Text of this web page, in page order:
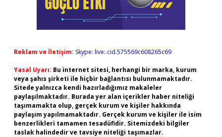
Reklam ve İletişim: Skype: live:.cid.575569c608265c69
Yasal Uyarı: Bu internet sitesi, herhangi bir marka, kurum
veya şahıs şirketi ile hiçbir bağlantısı bulunmamaktadır.
Sitede yalnızca kendi hazırladığımız makaleler
paylaşılmaktadır. Burada yer alan içerikler haber niteliği
taşımamakta olup, gerçek kurum ve kişiler hakkında
paylaşım yapılmamaktadır. Gerçek kurum ve kişiler ile isim
benzerlikleri tamamen tesadüfidir. Sitemizdeki bilgiler
taslak halindedir ve tavsiye niteliği taşımazlar.